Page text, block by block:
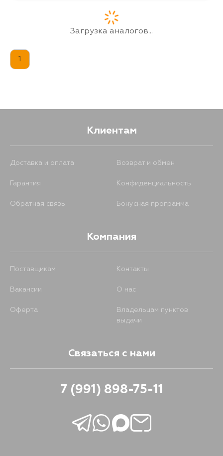
Загрузка аналогов...
1
Клиентам
Доставка и оплата Возврат и обмен
Гарантия Конфиденциальность
Обратная связь Бонусная программа
Компания
Поставщикам Контакты
Вакансии О нас
Оферта
Владельцам пунктов
выдачи
Связаться с нами
7 (991) 898-75-11